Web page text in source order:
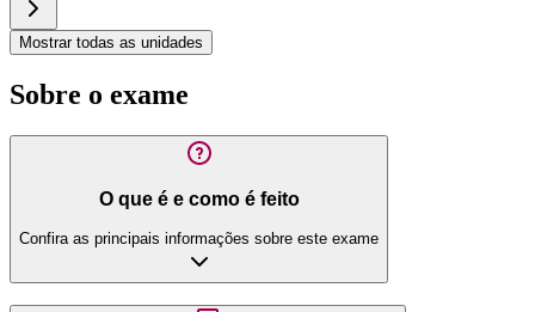
Mostrar todas as unidades
Sobre o exame
O que é e como é feito
Confira as principais informações sobre este exame